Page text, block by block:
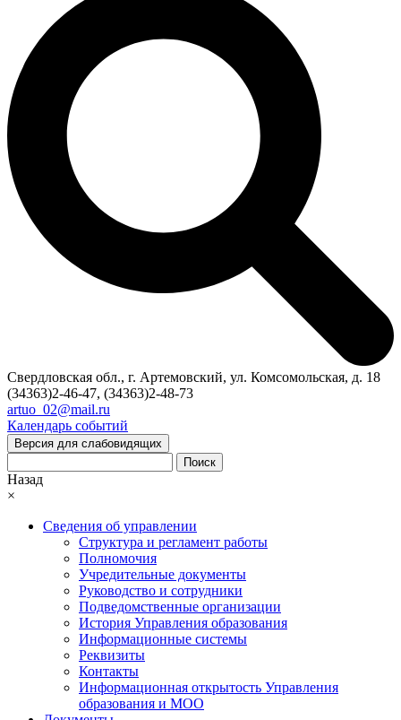
Свердловская обл., г. Артемовский, ул. Комсомольская, д. 18
(34363)2-46-47, (34363)2-48-73
artuo_02@mail.ru
Календарь событий
Версия для слабовидящих
Поиск
Назад
×
Сведения об управлении
Структура и регламент работы
Полномочия
Учредительные документы
Руководство и сотрудники
Подведомственные организации
История Управления образования
Информационные системы
Реквизиты
Контакты
Информационная открытость Управления
образования и МОО